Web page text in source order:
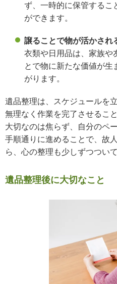
ず、一時的に保管するこ
ができます。
譲ることで物が活かされ
衣類や日用品は、家族や
とで物に新たな価値が生
がります。
遺品整理は、スケジュールを
無理なく作業を完了させるこ
大切なのは焦らず、自分のペ
手順通りに進めることで、故
ら、心の整理も少しずつつい
遺品整理後に大切なこと